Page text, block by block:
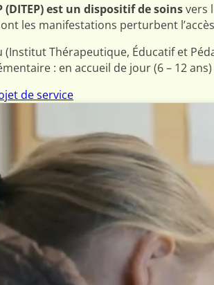
(DITEP) est un dispositif de soinsvers
les manifestations perturbent
(Institut Thérapeutique, Éducatif et
: en accueil de jour (6 – 12
de service